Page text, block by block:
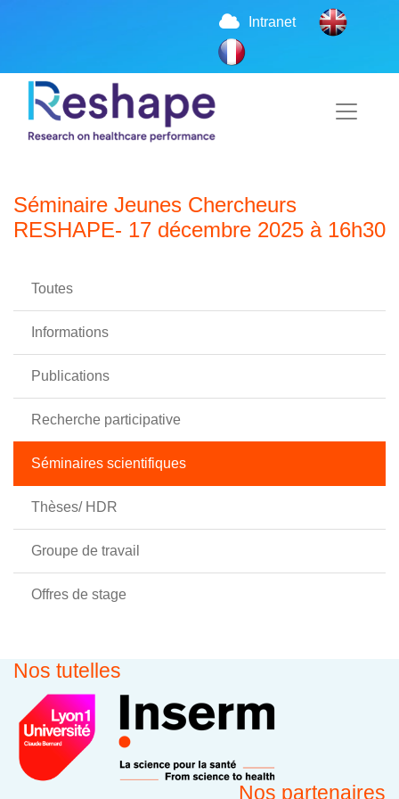
Intranet
Séminaire Jeunes Chercheurs
RESHAPE- 17 décembre 2025 à 16h30
Toutes
Informations
Publications
Recherche participative
Séminaires scientifiques
Thèses/ HDR
Groupe de travail
Offres de stage
Nos tutelles
Nos partenaires